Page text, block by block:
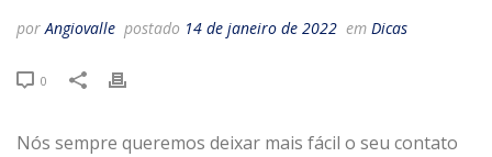
por Angiovalle postado 14 de janeiro de 2022 em Dicas
0
Nós sempre queremos deixar mais fácil o seu contato